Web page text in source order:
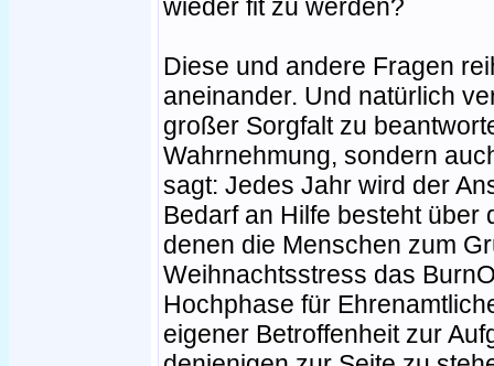
wieder fit zu werden?
Diese und andere Fragen
aneinander. Und natürlich
großer Sorgfalt zu
Wahrnehmung, sondern
sagt: Jedes Jahr wird der
Bedarf an Hilfe besteht über
denen die Menschen zum
Weihnachtsstress das
Hochphase für
eigener Betroffenheit zur